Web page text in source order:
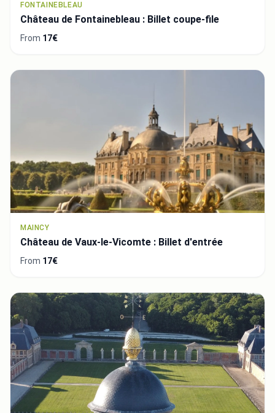
FONTAINEBLEAU
Château de Fontainebleau : Billet coupe-file
From 17€
MAINCY
Château de Vaux-le-Vicomte : Billet d'entrée
From 17€